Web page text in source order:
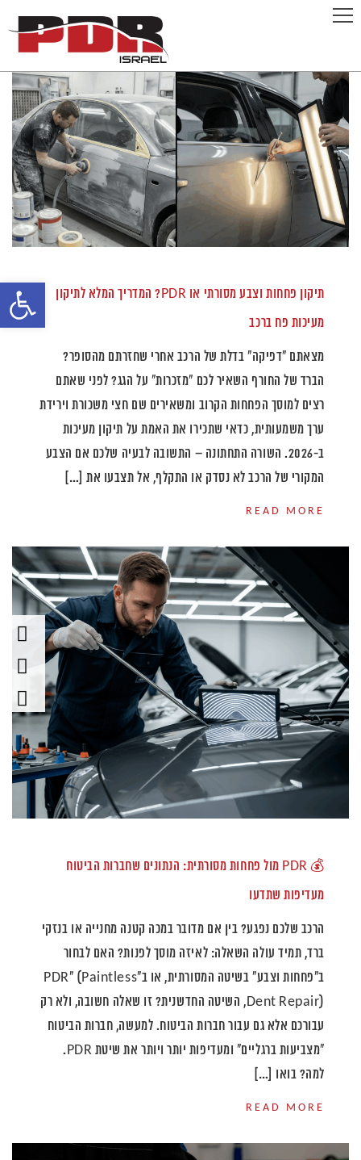
פתח
סרגל
תיקון פחחות וצבע מסורתי או PDR? המדריך המלא לתיקון
מעיכות פח ברכב
מצאתם "דפיקה" בדלת של הרכב אחרי שחזרתם מהסופר?
הברד של החורף השאיר לכם "מזכרות" על הגג? לפני שאתם
רצים למוסך הפחחות הקרוב ומשאירים שם חצי משכורת וירידת
ערך משמעותית, כדאי שתכירו את האמת על תיקון מעיכות
ב-2026. השורה התחתונה – התשובה לבעיה שלכם אם הצבע
המקורי של הרכב לא נסדק או התקלף, אל תצבעו את […]
READ MORE
💰 PDR מול פחחות מסורתית: הנתונים שחברות הביטוח
מעדיפות שתדעו
הרכב שלכם נפגע? בין אם מדובר במכה קטנה מחנייה או בנזקי
ברד, תמיד עולה השאלה: לאיזה מוסך לפנות? האם לבחור
ב"פחחות וצבע" בשיטה המסורתית, או ב"PDR" (Paintless
Dent Repair), השיטה החדשנית? זו שאלה חשובה, ולא רק
עבורכם אלא גם עבור חברות הביטוח. למעשה, חברות הביטוח
"מצביעות ברגליים" ומעדיפות יותר ויותר את שיטת PDR.
למה? בואו […]
READ MORE